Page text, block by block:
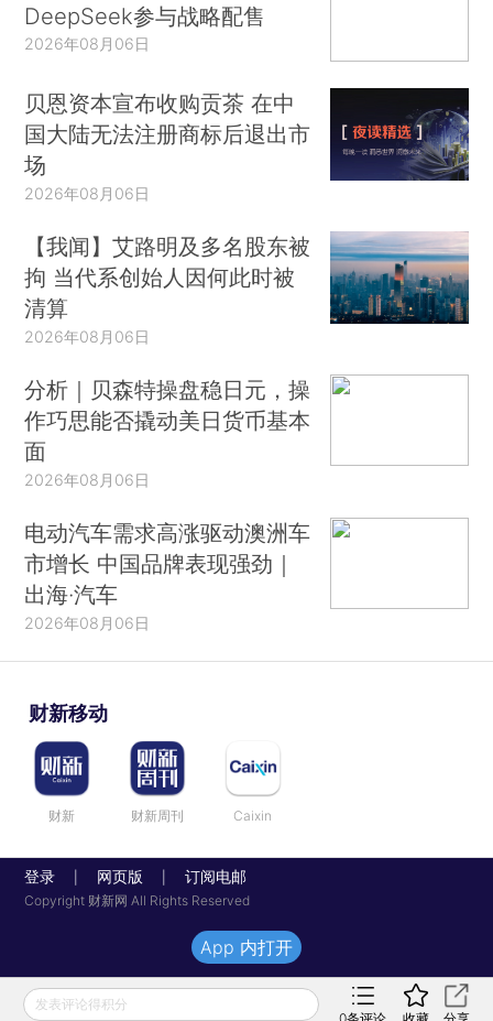
DeepSeek参与战略配售
2026年08月06日
贝恩资本宣布收购贡茶 在中
国大陆无法注册商标后退出市
场
2026年08月06日
【我闻】艾路明及多名股东被
拘 当代系创始人因何此时被
清算
2026年08月06日
分析｜贝森特操盘稳日元，操
作巧思能否撬动美日货币基本
面
2026年08月06日
电动汽车需求高涨驱动澳洲车
市增长 中国品牌表现强劲｜
出海·汽车
2026年08月06日
财新移动
财新 财新周刊 Caixin
登录 网页版 订阅电邮
Copyright 财新网 All Rights Reserved
发表评论得积分
0条评论 收藏 分享
App 内打开